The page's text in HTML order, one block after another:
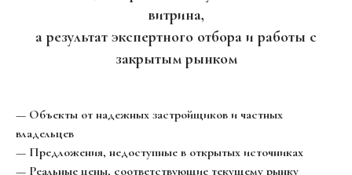
витрина,
а результат экспертного отбора и работы с
закрытым рынком
— Объекты от надежных застройщиков и частных
владельцев
— Предложения, недоступные в открытых источниках
— Реальные цены, соответствующие текущему рынку
КОНТАКТЫ